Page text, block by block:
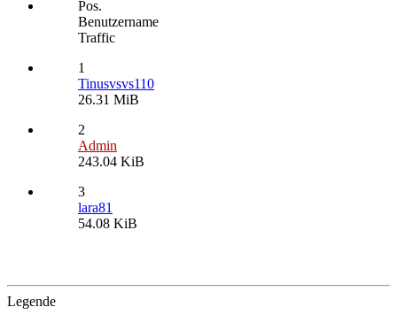
Pos.
Benutzername
Traffic
1
Tinusvsvs110
26.31 MiB
2
Admin
243.04 KiB
3
lara81
54.08 KiB
Legende